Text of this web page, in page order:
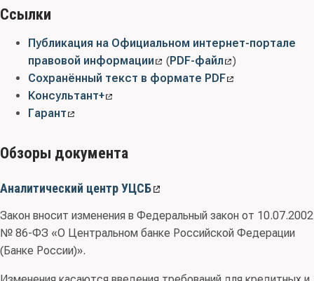
Ссылки
Публикация на Официальном интернет-портале
правовой информации
(PDF-файл
)
Сохранённый текст в формате PDF
Консультант+
Гарант
Обзоры документа
Аналитический центр УЦСБ
Закон вносит изменения в Федеральный закон от 10.07.2002
№ 86-ФЗ «О Центральном банке Российской Федерации
(Банке России)».